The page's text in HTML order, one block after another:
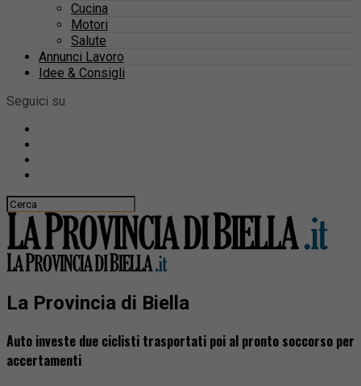
Cucina
Motori
Salute
Annunci Lavoro
Idee & Consigli
Seguici su
La Provincia di Biella
Auto investe due ciclisti trasportati poi al pronto soccorso per
accertamenti